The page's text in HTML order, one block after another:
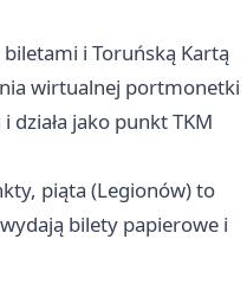
biletami i Toruńską Kartą
wirtualnej portmonetki
jako punkt TKM
piąta (Legionów) to
bilety papierowe i